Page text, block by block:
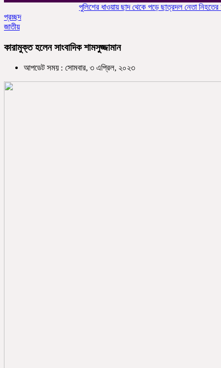
পুলিশের ধাওয়ায় ছাদ থেকে পড়ে ছাত্রদল নেতা নিহতের
প্রচ্ছদ
জাতীয়
কারামুক্ত হলেন সাংবাদিক শামসুজ্জামান
আপডেট সময় : সোমবার, ৩ এপ্রিল, ২০২৩